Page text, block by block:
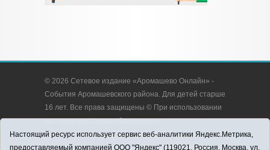
© 2026 Сетевое издание «Аромашево Онлайн» -
События Аромашевского района. Для детей старше
16 лет. Все права защищены © При использовании
материалов ссылка обязательна.
Адрес редакции: 627350, Россия, Тюменская
область, Аромашевский район, с. Аромашево, ул.
Настоящий ресурс использует сервис веб-аналитики Яндекс.Метрика,
предоставляемый компанией ООО "Яндекс" (119021, Россия, Москва, ул.